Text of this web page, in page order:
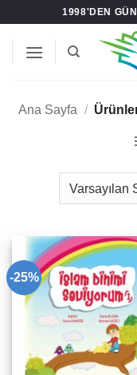
1998'DEN
Ana Sayfa /
-25%